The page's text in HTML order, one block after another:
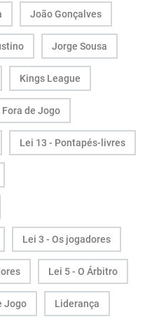
João Gonçalves
Jorge Sousa
Kings League
Fora de Jogo
Lei 13 - Pontapés-livres
Lei 3 - Os jogadores
Lei 5 - O Árbitro
Jogo Liderança